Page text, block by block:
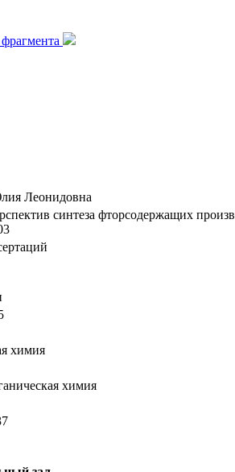
Леонидовна
синтеза фторсодержащих
химия
химия